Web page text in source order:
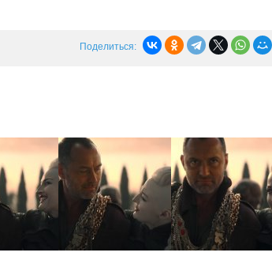
отсрочить в обмен на координаты Ат-Аттина.
Поделиться: